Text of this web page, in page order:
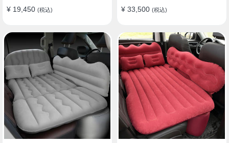
¥ 19,450 (税込) ¥ 33,500 (税込)